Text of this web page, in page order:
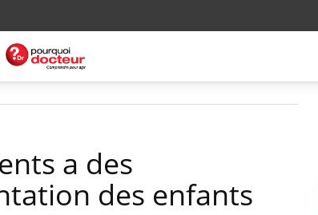
a des
des enfants